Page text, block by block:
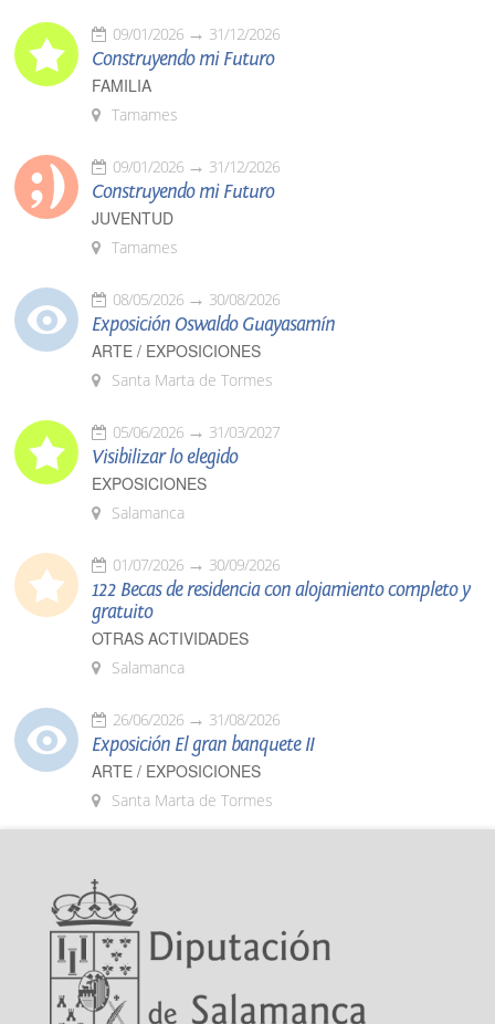
09/01/2026 31/12/2026
Construyendo mi Futuro
FAMILIA
Tamames
09/01/2026 31/12/2026
Construyendo mi Futuro
JUVENTUD
Tamames
08/05/2026 30/08/2026
Exposición Oswaldo Guayasamín
ARTE / EXPOSICIONES
Santa Marta de Tormes
05/06/2026 31/03/2027
Visibilizar lo elegido
EXPOSICIONES
Salamanca
01/07/2026 30/09/2026
122 Becas de residencia con alojamiento completo y
gratuito
OTRAS ACTIVIDADES
Salamanca
26/06/2026 31/08/2026
Exposición El gran banquete II
ARTE / EXPOSICIONES
Santa Marta de Tormes